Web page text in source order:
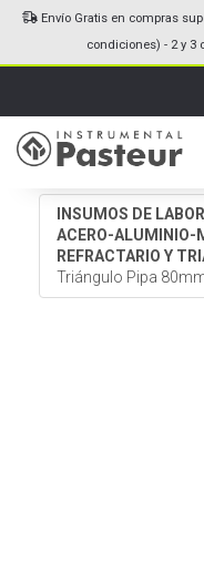
Envío Gratis en compras
condiciones) - 2 y 3
INSUMOS DE
ACERO-ALUMINIO-
REFRACTARIO Y
Triángulo Pipa